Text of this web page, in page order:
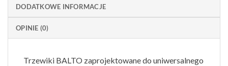
DODATKOWE INFORMACJE
OPINIE (0)
Trzewiki BALTO zaprojektowane do uniwersalnego